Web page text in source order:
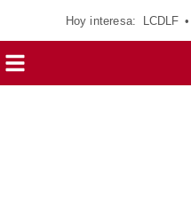
Hoy interesa: LCDLF